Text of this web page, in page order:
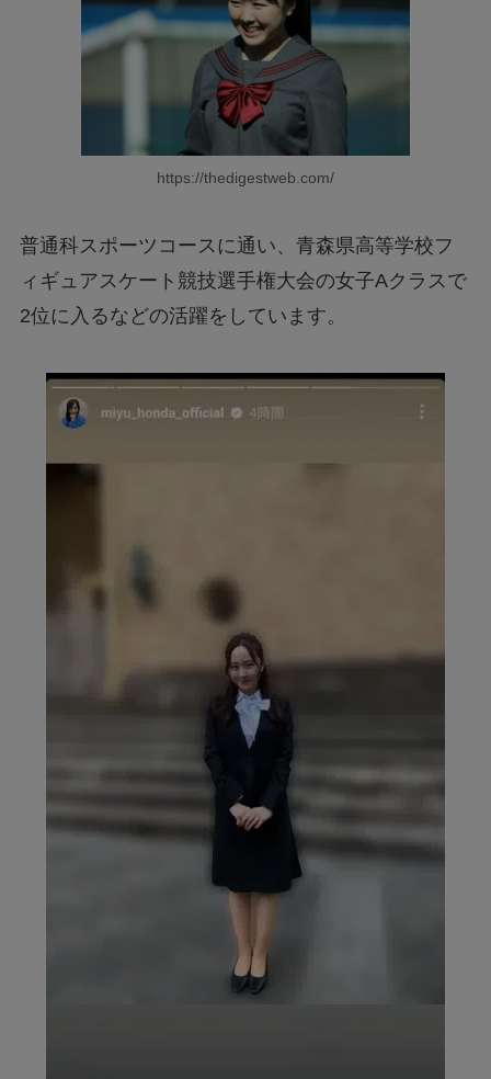
https://thedigestweb.com/
普通科スポーツコースに通い、青森県高等学校フ
ィギュアスケート競技選手権大会の女子Aクラスで
2位に入るなどの活躍をしています。